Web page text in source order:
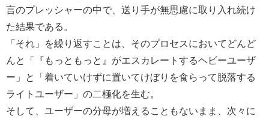
言のプレッシャーの中で、送り手が無思慮に取り入れ続け
た結果である。
「それ」を繰り返すことは、そのプロセスにおいてどんど
んと「『もっともっと』がエスカレートするヘビーユーザ
ー」と「着いていけずに置いてけぼりを食らって脱落する
ライトユーザー」の二極化を生む。
そして、ユーザーの分母が増えることもないまま、次々に